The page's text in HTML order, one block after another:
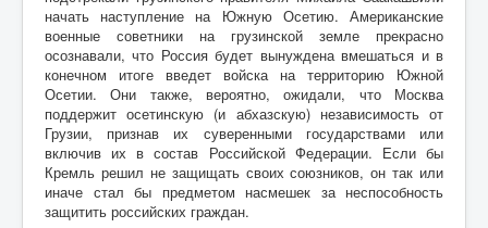
начать наступление на Южную Осетию. Американские
военные советники на грузинской земле прекрасно
осознавали, что Россия будет вынуждена вмешаться и в
конечном итоге введет войска на территорию Южной
Осетии. Они также, вероятно, ожидали, что Москва
поддержит осетинскую (и абхазскую) независимость от
Грузии, признав их суверенными государствами или
включив их в состав Российской Федерации. Если бы
Кремль решил не защищать своих союзников, он так или
иначе стал бы предметом насмешек за неспособность
защитить российских граждан.